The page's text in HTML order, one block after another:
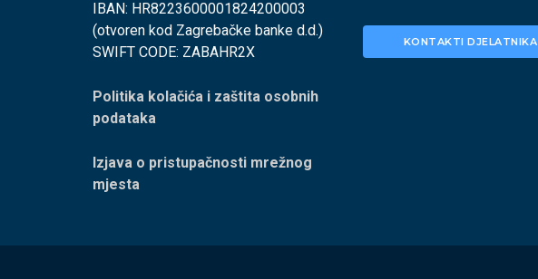
IBAN: HR8223600001824200003
(otvoren kod Zagrebačke banke d.d.)
SWIFT CODE: ZABAHR2X
Politika kolačića i zaštita osobnih
podataka
Izjava o pristupačnosti mrežnog
mjesta
KONTAKTI DJELATNIKA